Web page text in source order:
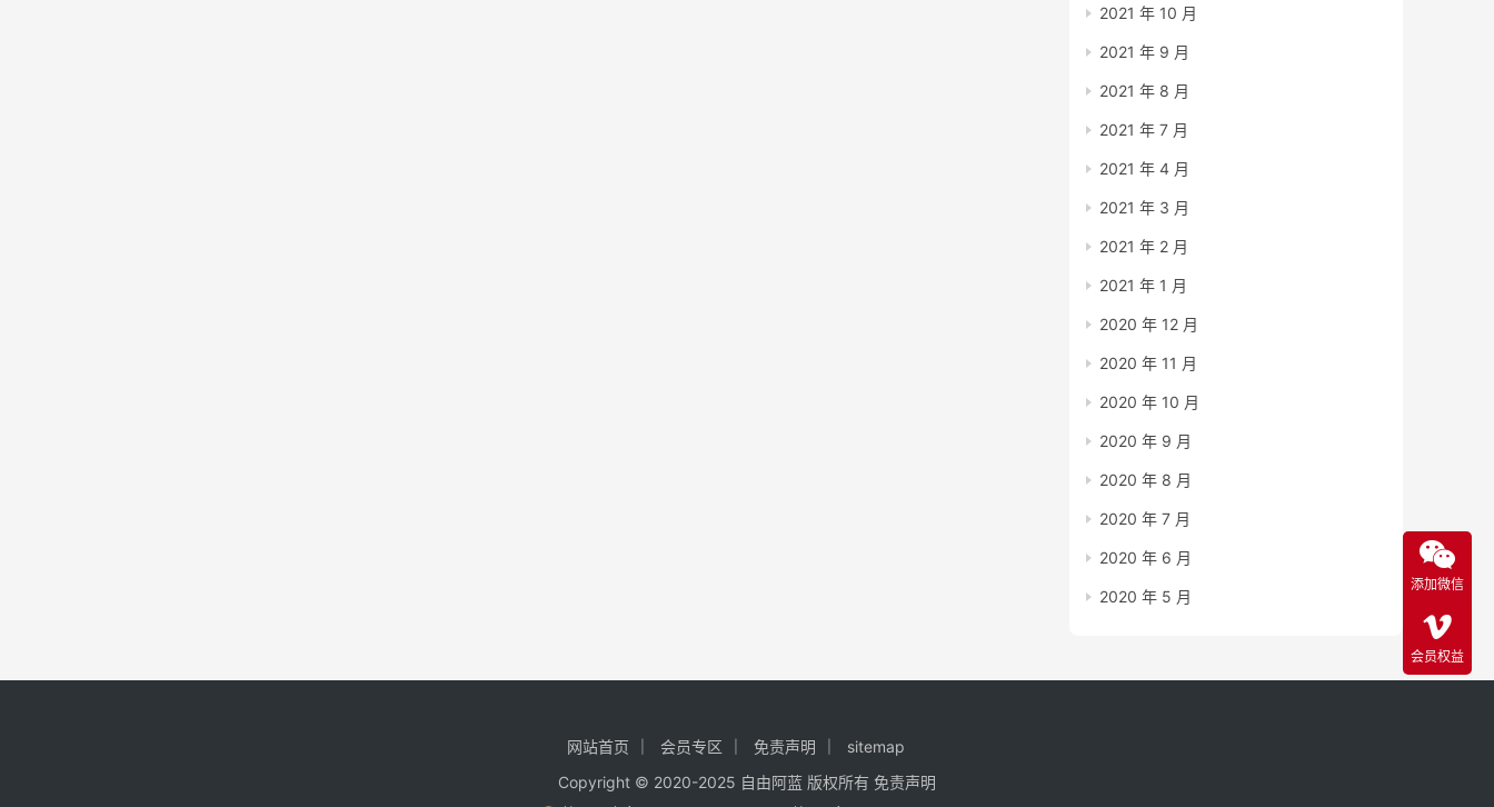
2021 年 10 月
2021 年 9 月
2021 年 8 月
2021 年 7 月
2021 年 4 月
2021 年 3 月
2021 年 2 月
2021 年 1 月
2020 年 12 月
2020 年 11 月
2020 年 10 月
2020 年 9 月
2020 年 8 月
2020 年 7 月
2020 年 6 月
2020 年 5 月
网站首页 会员专区 免责声明
sitemap
Copyright © 2020-2025 自由阿蓝 版权所有 免责声明
添加微信
会员权益